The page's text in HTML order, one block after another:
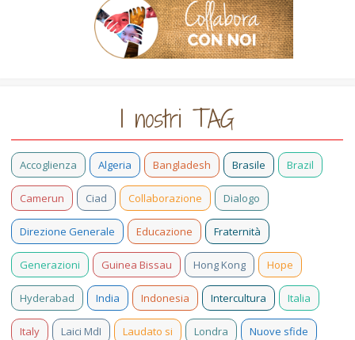
I nostri TAG
Accoglienza Algeria Bangladesh Brasile Brazil
Camerun Ciad Collaborazione Dialogo
Direzione Generale Educazione Fraternità
Generazioni Guinea Bissau Hong Kong Hope
Hyderabad India Indonesia Intercultura Italia
Italy Laici MdI Laudato si Londra Nuove sfide